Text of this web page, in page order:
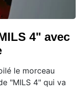
4" avec
le morceau
"MILS 4" qui va